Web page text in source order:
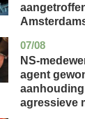
07/08
flevoland
nieuws
NS-
agent
aanhouding
agressieve